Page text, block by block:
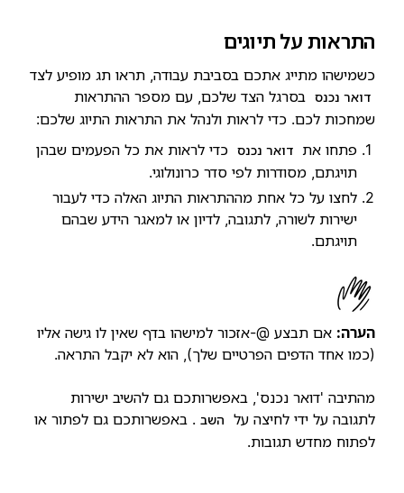
התראות על תיוגים
כשמישהו מתייג אתכם בסביבת עבודה, תראו תג מופיע לצד
דואר נכנס
בסרגל הצד שלכם, עם מספר ההתראות
שמחכות לכם. כדי לראות ולנהל את התראות התיוג שלכם:
פתחו את
דואר נכנס כדי לראות את כל הפעמים שבהן
תויגתם, מסודרות לפי סדר כרונולוגי.
לחצו על כל אחת מההתראות התיוג האלה כדי לעבור
ישירות לשורה, לתגובה, לדיון או למאגר הידע שבהם
תויגתם.
הערה: אם תבצע @-אזכור למישהו בדף שאין לו גישה אליו
(כמו אחד הדפים הפרטיים שלך), הוא לא יקבל התראה.
מהתיבה 'דואר נכנס', באפשרותכם גם להשיב ישירות
לתגובה על ידי לחיצה על
השב . באפשרותכם גם לפתור או
לפתוח מחדש תגובות.